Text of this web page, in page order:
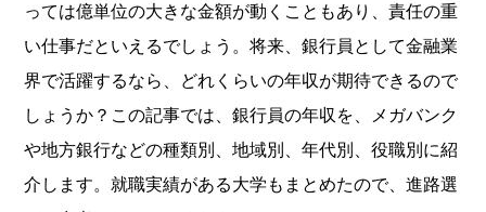
っては億単位の大きな金額が動くこともあり、責任の重
い仕事だといえるでしょう。将来、銀行員として金融業
界で活躍するなら、どれくらいの年収が期待できるので
しょうか？この記事では、銀行員の年収を、メガバンク
や地方銀行などの種類別、地域別、年代別、役職別に紹
介します。就職実績がある大学もまとめたので、進路選